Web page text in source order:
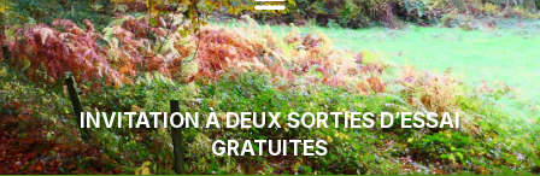
INVITATION À DEUX SORTIES D’ESSAI
GRATUITES